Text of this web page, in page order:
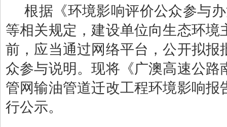
根据《环境影响评价公众参与
等相关规定， 建设单位向生态环境
前，应当通过网络平台，公开拟
众参与说明 。现将 《广澳高速公
管网输油管道迁改工程环境影响报
行公示。